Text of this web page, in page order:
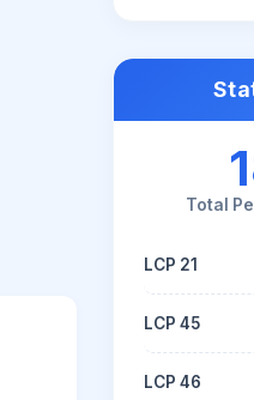
Total
LCP 21
LCP 45
LCP 46